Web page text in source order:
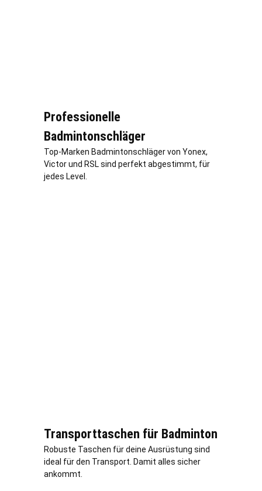
Professionelle
Badmintonschläger
Top-Marken Badmintonschläger von Yonex,
Victor und RSL sind perfekt abgestimmt, für
jedes Level.
Transporttaschen für Badminton
Robuste Taschen für deine Ausrüstung sind
ideal für den Transport. Damit alles sicher
ankommt.